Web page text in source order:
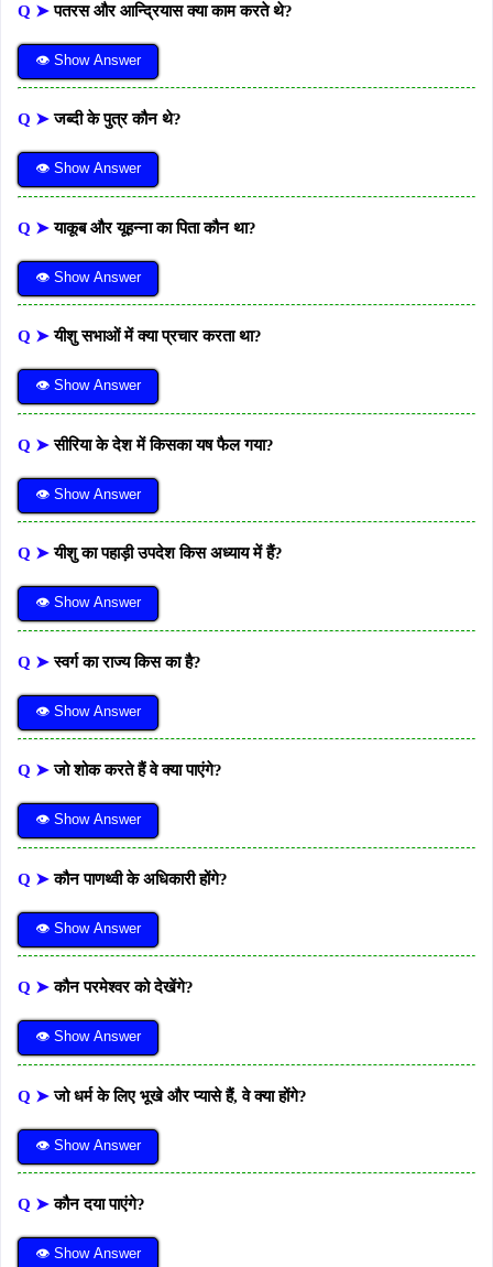
Q ➤पतरस और आन्द्रियास क्या काम करते थे?
👁 Show Answer
Q ➤जब्दी के पुत्र कौन थे?
👁 Show Answer
Q ➤याकूब और यूहन्ना का पिता कौन था?
👁 Show Answer
Q ➤यीशु सभाओं में क्या प्रचार करता था?
👁 Show Answer
Q ➤सीरिया के देश में किसका यष फैल गया?
👁 Show Answer
Q ➤यीशु का पहाड़ी उपदेश किस अध्याय में हैं?
👁 Show Answer
Q ➤स्वर्ग का राज्य किस का है?
👁 Show Answer
Q ➤जो शोक करते हैं वे क्या पाएंगे?
👁 Show Answer
Q ➤कौन पाणथ्वी के अधिकारी होंगे?
👁 Show Answer
Q ➤कौन परमेश्वर को देखेंगे?
👁 Show Answer
Q ➤जो धर्म के लिए भूखे और प्यासे हैं, वे क्या होंगे?
👁 Show Answer
Q ➤कौन दया पाएंगे?
👁 Show Answer